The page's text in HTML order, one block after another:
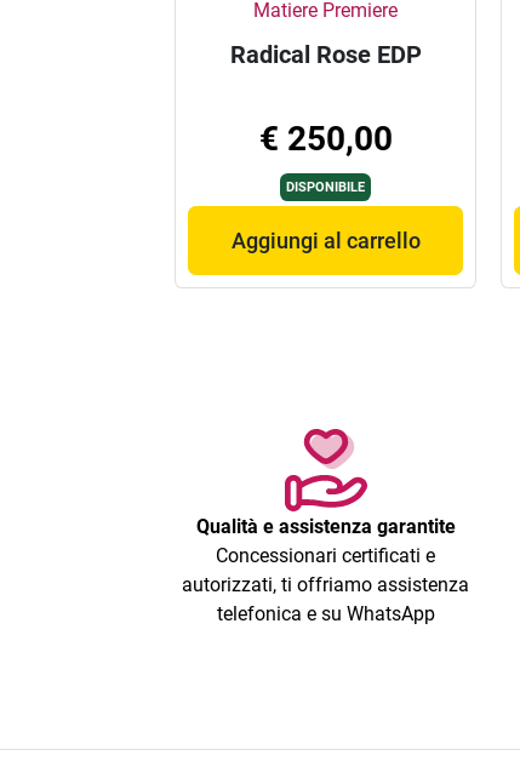
Matiere Premiere
Radical Rose EDP
€ 250,00
DISPONIBILE
Aggiungi al carrello
Qualità e assistenza garantite
Concessionari certificati e
autorizzati, ti offriamo assistenza
telefonica e su WhatsApp